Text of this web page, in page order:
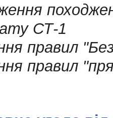
СТ-1
правил
правил